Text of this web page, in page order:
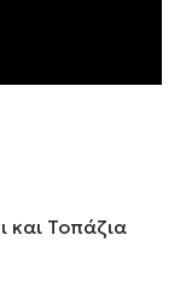
και Τοπάζια